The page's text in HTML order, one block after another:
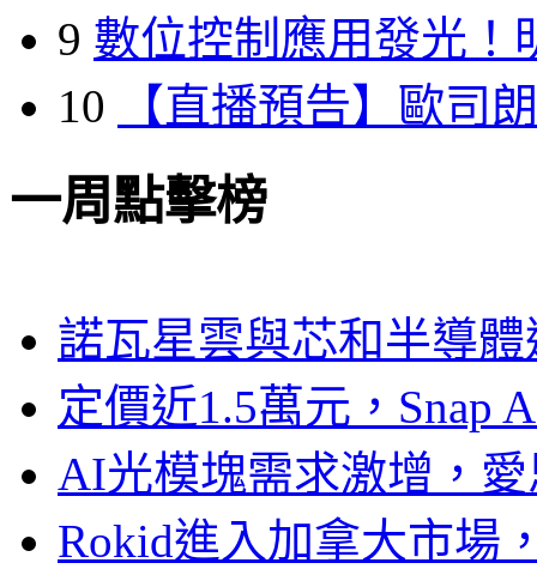
9 數位控制應用發光！
10
【直播預告】歐司
一周點擊榜
諾瓦星雲與芯和半導
定價近1.5萬元，Snap
AI光模塊需求激增，
Rokid進入加拿大市場